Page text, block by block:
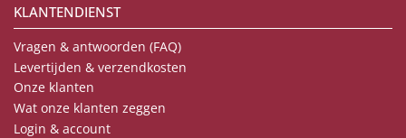
KLANTENDIENST
Vragen & antwoorden (FAQ)
Levertijden & verzendkosten
Onze klanten
Wat onze klanten zeggen
Login & account